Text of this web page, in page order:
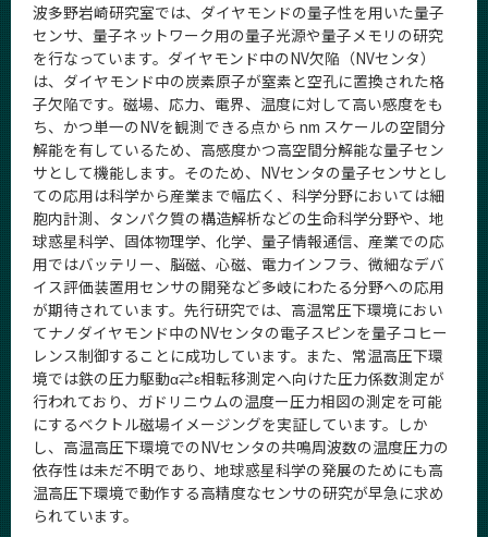
波多野岩崎研究室では、ダイヤモンドの量子性を用いた量子
センサ、量子ネットワーク用の量子光源や量子メモリの研究
を行なっています。ダイヤモンド中のNV欠陥（NVセンタ）
は、ダイヤモンド中の炭素原子が窒素と空孔に置換された格
子欠陥です。磁場、応力、電界、温度に対して高い感度をも
ち、かつ単一のNVを観測できる点から nm スケールの空間分
解能を有しているため、高感度かつ高空間分解能な量子セン
サとして機能します。そのため、NVセンタの量子センサとし
ての応用は科学から産業まで幅広く、科学分野においては細
胞内計測、タンパク質の構造解析などの生命科学分野や、地
球惑星科学、固体物理学、化学、量子情報通信、産業での応
用ではバッテリー、脳磁、心磁、電力インフラ、微細なデバ
イス評価装置用センサの開発など多岐にわたる分野への応用
が期待されています。先行研究では、高温常圧下環境におい
てナノダイヤモンド中のNVセンタの電子スピンを量子コヒー
レンス制御することに成功しています。また、常温高圧下環
境では鉄の圧力駆動α⇄ε相転移測定へ向けた圧力係数測定が
行われており、ガドリニウムの温度ー圧力相図の測定を可能
にするベクトル磁場イメージングを実証しています。しか
し、高温高圧下環境でのNVセンタの共鳴周波数の温度圧力の
依存性は未だ不明であり、地球惑星科学の発展のためにも高
温高圧下環境で動作する高精度なセンサの研究が早急に求め
られています。